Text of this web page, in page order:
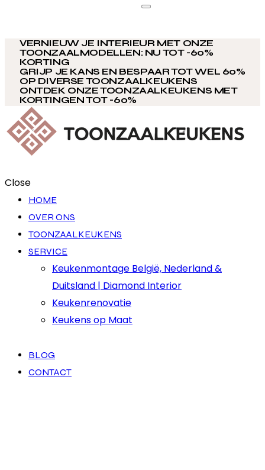
VERNIEUW JE INTERIEUR MET ONZE
TOONZAALMODELLEN: NU TOT -60%
KORTING
GRIJP JE KANS EN BESPAAR TOT WEL 60%
OP DIVERSE TOONZAALKEUKENS
ONTDEK ONZE TOONZAALKEUKENS MET
KORTINGEN TOT -60%
Close
HOME
OVER ONS
TOONZAALKEUKENS
SERVICE
Keukenmontage België, Nederland &
Duitsland | Diamond Interior
Keukenrenovatie
Keukens op Maat
BLOG
CONTACT